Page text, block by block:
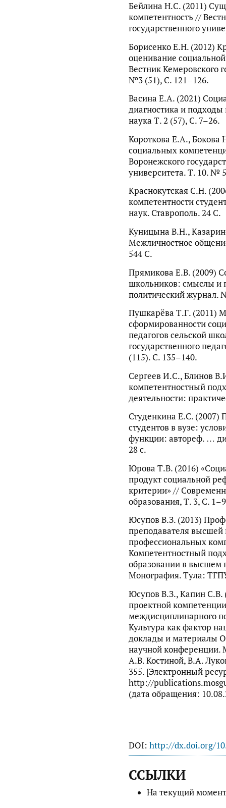
Бейлина Н.С. (2011)
компетентность //
государственного
Борисенко Е.Н. (2012)
оценивание
Вестник Кемеровского
№3 (51), С. 121–126.
Васина Е.А. (2021)
диагностика и
наука Т. 2 (57), С. 7–26.
Короткова Е.А.,
социальных
Воронежского
университета. Т. 10. №
Краснокутская С.Н.
компетентности
наук. Ставрополь. 24 С.
Куницына В.Н.,
Межличностное
544 С.
Прямикова Е.В. (2009)
школьников: смыслы и
политический журнал.
Пушкарёва Т.Г. (2011)
сформированности
педагогов сельской
государственного
(115). С. 135–140.
Сергеев И.С., Блинов
компетентностный
деятельности:
Студенкина Е.С. (2007)
студентов в вузе:
функции: автореф. …
28 с.
Юрова Т.В. (2016)
продукт социальной
критерии» //
образования, Т. 3, С.
Юсупов В.З. (2013)
преподавателя
профессиональных
Компетентностный
образовании в высшем
Монография. Тула:
Юсупов В.З., Капин С.В.
проектной
междисциплинарного
Культура как фактор
доклады и материалы
научной конференции.
А.В. Костиной, В.А.
355. [Электронный
http://
(дата обращения:
DOI: http://dx.doi.org/
ССЫЛКИ
На текущий